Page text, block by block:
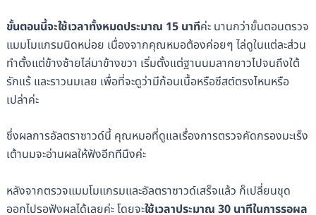
ขั้นตอนนี้จะใช้เวลาทั้งหมดประมาณ 15 นาทีค่ะ นานกว่าขั้นตอนตรวจ
แมมโมแกรมนิดหน่อย เนื่องจากคุณหมอต้องค่อยๆ ไล่ดูในแต่ละส่วน
ทำตั้งแต่ข้างซ้ายไล่มาข้างขวา เริ่มตั้งแต่ฐานนมลากยาวไปจนถึงใต้
รักแร้ และราวนมเลย เพื่อที่จะดูว่ามีก้อนเนื้อหรือซีสต์ตรงไหนหรือ
เปล่าค่ะ
ซึ่งผลการอัลตราซาวด์นี้ คุณหมอที่ดูแลเรื่องการตรวจคัดกรองมะเร็ง
เต้านมจะอ่านผลให้ฟังอีกทีนึงค่ะ
หลังจากตรวจแมมโมแกรมและอัลตราซาวด์เสร็จแล้ว ก็เปลี่ยนชุด
ออกไปรอฟังผลได้เลยค่ะ โดยจะใช้เวลาประมาณ 30 นาทีในการรอผล